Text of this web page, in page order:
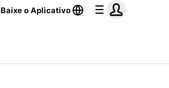
Baixe o Aplicativo